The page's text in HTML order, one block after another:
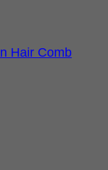
Hair Comb